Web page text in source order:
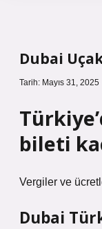
Dubai
Tarih: Mayıs 31, 2025
bileti
Vergiler ve
Dubai